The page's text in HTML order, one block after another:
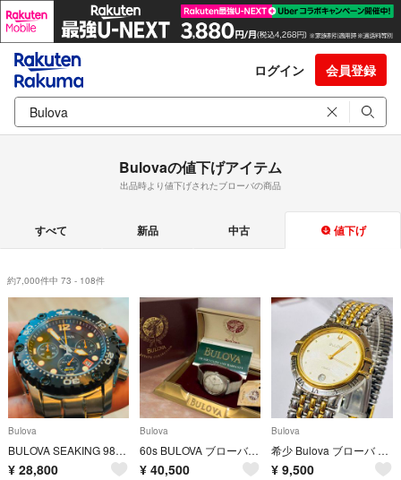
ログイン 会員登録
Bulovaの値下げアイテム
出品時より値下げされたブローバの商品
すべて 新品 中古 値下げ
約7,000件中 73 - 108件
Bulova
BULOVA SEAKING 98B244 クロノグラフクォーツ
¥ 28,800
Bulova
60s BULOVA ブローバ 23石 アンティーク 自動巻き メッシュベルト
¥ 40,500
Bulova
希少 Bulova ブローバ 腕時計 コンビ デイト ローマン ヴィンテージ #339
¥ 9,500